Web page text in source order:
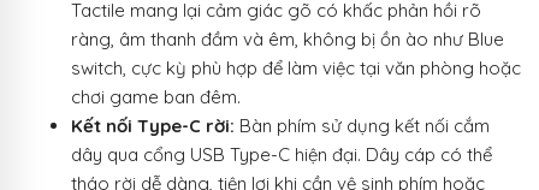
Tactile mang lại cảm giác gõ có khấc phản hồi rõ
ràng, âm thanh đầm và êm, không bị ồn ào như Blue
switch, cực kỳ phù hợp để làm việc tại văn phòng hoặc
chơi game ban đêm.
Kết nối Type-C rời: Bàn phím sử dụng kết nối cắm
dây qua cổng USB Type-C hiện đại. Dây cáp có thể
tháo rời dễ dàng, tiện lợi khi cần vệ sinh phím hoặc